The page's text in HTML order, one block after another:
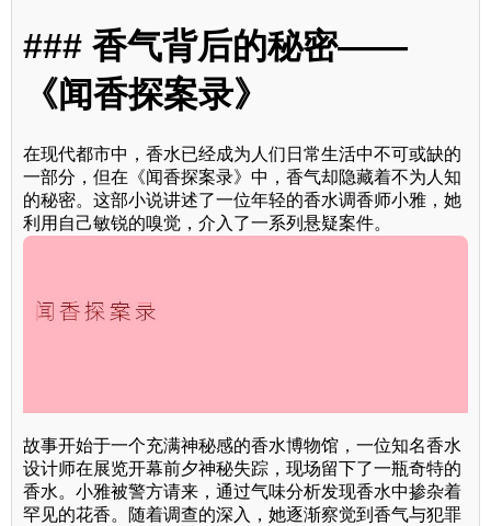
### 香气背后的秘密——
《闻香探案录》
在现代都市中，香水已经成为人们日常生活中不可或缺的
一部分，但在《闻香探案录》中，香气却隐藏着不为人知
的秘密。这部小说讲述了一位年轻的香水调香师小雅，她
利用自己敏锐的嗅觉，介入了一系列悬疑案件。
故事开始于一个充满神秘感的香水博物馆，一位知名香水
设计师在展览开幕前夕神秘失踪，现场留下了一瓶奇特的
香水。小雅被警方请来，通过气味分析发现香水中掺杂着
罕见的花香。随着调查的深入，她逐渐察觉到香气与犯罪